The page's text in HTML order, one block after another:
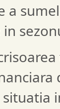
a
situatia